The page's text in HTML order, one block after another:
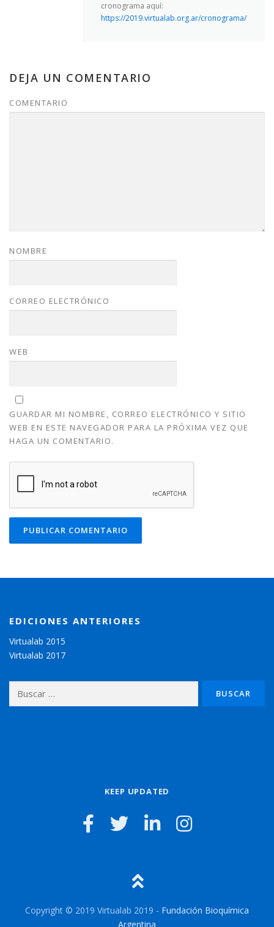
cronograma aquí:
https://2019.virtualab.org.ar/cronograma/
DEJA UN COMENTARIO
COMENTARIO
NOMBRE
CORREO ELECTRÓNICO
WEB
GUARDAR MI NOMBRE, CORREO ELECTRÓNICO Y SITIO
WEB EN ESTE NAVEGADOR PARA LA PRÓXIMA VEZ QUE
HAGA UN COMENTARIO.
EDICIONES ANTERIORES
Virtualab 2015
Virtualab 2017
Buscar:
KEEP UPDATED
Copyright © 2019 Virtualab 2019 - Fundación Bioquímica
Argentina